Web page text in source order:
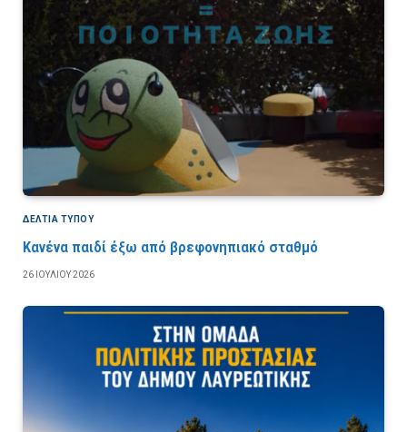
ΔΕΛΤΙΑ ΤΥΠΟΥ
Κανένα παιδί έξω από βρεφονηπιακό σταθμό
26 ΙΟΥΛΊΟΥ 2026